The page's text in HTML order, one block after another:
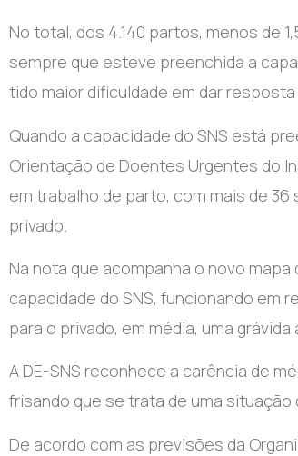
No total, dos 4.140 partos, menos de
sempre que esteve preenchida a
tido maior dificuldade em dar
Quando a capacidade do SNS está
Orientação de Doentes Urgentes do
em trabalho de parto, com mais de
privado.
Na nota que acompanha o novo
capacidade do SNS, funcionando em
para o privado, em média, uma
A DE-SNS reconhece a carência de
frisando que se trata de uma
De acordo com as previsões da